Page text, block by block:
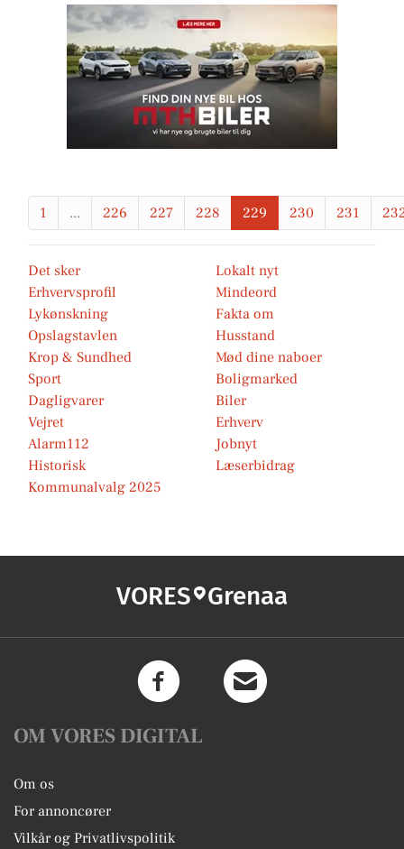
1 ... 226 227 228 229 230 231
Det sker
Lokalt nyt
Erhvervsprofil
Mindeord
Lykønskning
Fakta om
Opslagstavlen
Husstand
Krop & Sundhed
Mød dine naboer
Sport
Boligmarked
Dagligvarer
Biler
Vejret
Erhverv
Alarm112
Jobnyt
Historisk
Læserbidrag
Kommunalvalg 2025
VORES Grenaa
OM VORES DIGITAL
Om os
For annoncører
Vilkår og Privatlivspolitik